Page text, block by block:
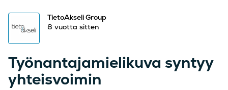
TietoAkseli Group
8 vuotta sitten
Työnantajamielikuva syntyy
yhteisvoimin